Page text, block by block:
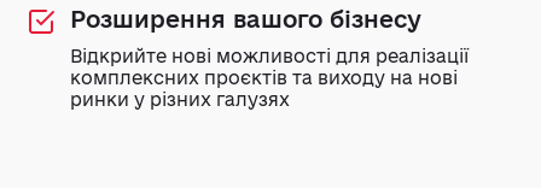
Розширення вашого бізнесу
Відкрийте нові можливості для реалізації
комплексних проєктів та виходу на нові
ринки у різних галузях